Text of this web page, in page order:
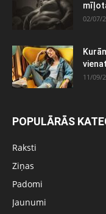
02/07/
11/09/
POPULĀRĀS
Raksti
Ziņas
Padomi
Jaunumi